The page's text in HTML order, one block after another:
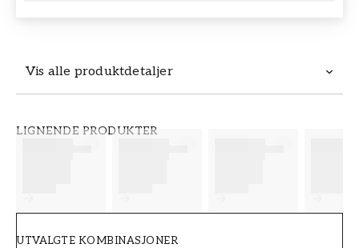
Vis alle produktdetaljer
LIGNENDE PRODUKTER
UTVALGTE KOMBINASJONER